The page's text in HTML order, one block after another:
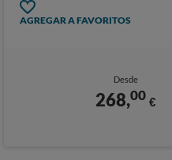
AGREGAR A FAVORITOS
Desde
268,00 €